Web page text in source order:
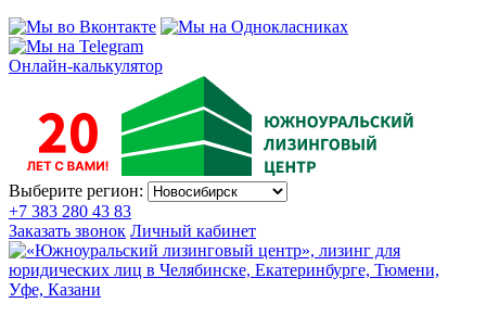
Онлайн-калькулятор
Выберите регион:
+7 383 280 43 83
Заказать звонок Личный кабинет